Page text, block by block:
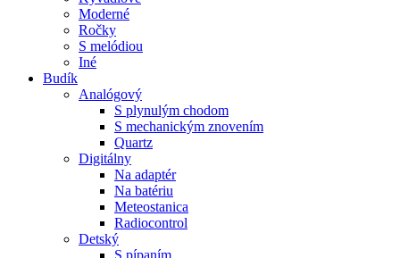
Moderné
Ročky
S melódiou
Iné
Budík
Analógový
S plynulým chodom
S mechanickým znovením
Quartz
Digitálny
Na adaptér
Na batériu
Meteostanica
Radiocontrol
Detský
S pípaním